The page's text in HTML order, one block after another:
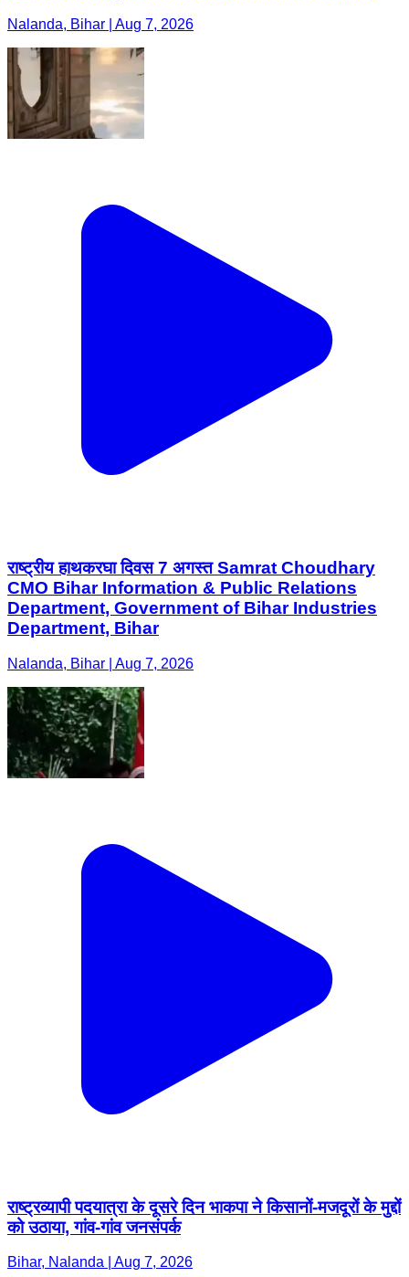
Nalanda, Bihar | Aug 7, 2026
राष्ट्रीय हाथकरघा दिवस 7 अगस्त Samrat Choudhary
CMO Bihar Information & Public Relations
Department, Government of Bihar Industries
Department, Bihar
Nalanda, Bihar | Aug 7, 2026
राष्ट्रव्यापी पदयात्रा के दूसरे दिन भाकपा ने किसानों-मजदूरों के मुद्दों
को उठाया, गांव-गांव जनसंपर्क
Bihar, Nalanda | Aug 7, 2026